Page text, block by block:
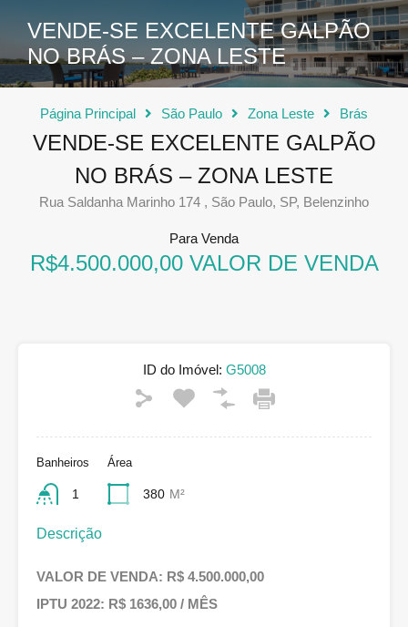
VENDE-SE EXCELENTE GALPÃO
NO BRÁS – ZONA LESTE
Página Principal São Paulo Zona Leste Brás
VENDE-SE EXCELENTE GALPÃO
NO BRÁS – ZONA LESTE
Rua Saldanha Marinho 174 , São Paulo, SP, Belenzinho
Para Venda
R$4.500.000,00 VALOR DE VENDA
ID do Imóvel: G5008
Banheiros
1
Área
380 M²
Descrição
VALOR DE VENDA: R$ 4.500.000,00
IPTU 2022: R$ 1636,00 / MÊS